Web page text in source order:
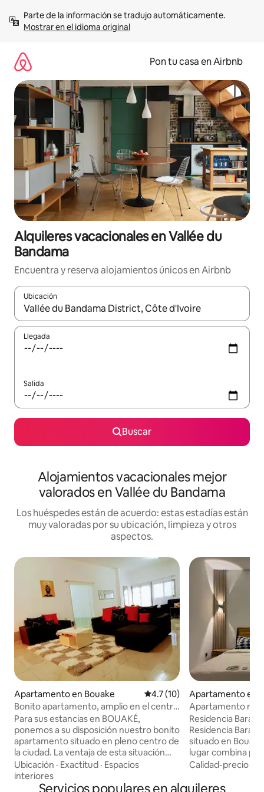
contenidoMostrar en el idioma original
Pon tu casa en Airbnb
Alquileres vacacionales en Vallée du
Bandama
Encuentra y reserva alojamientos únicos en Airbnb
Ubicación
Cuando los resultados estén disponibles, navega con las
Llegada
Salida
Buscar
Alojamientos vacacionales mejor
valorados en Vallée du Bandama
Los huéspedes están de acuerdo: estas estadías están
muy valoradas por su ubicación, limpieza y otros
aspectos.
Apartamento en Bouake Calificación promedio: 4.7 de
4.7 (10)
Bonito apartamento, amplio en el centro
de la ciudad en Bouaké
Para sus estancias en BOUAKÉ,
ponemos a su disposición nuestro bonito
apartamento situado en pleno centro de
la ciudad. La ventaja de esta situación
geográfica es que se beneficia de un
fácil acceso a todos los comercios, así
como a los establecimientos culturales,
Ubicación · Exactitud · Espacios
interiores
Apartamento en
Apartamento
Residencia
Residencia
situado en
lugar combina
elegancia,
de 3 plazas está
Calidad-precio